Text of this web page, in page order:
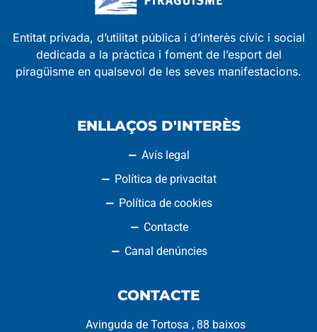
Entitat privada, d’utilitat pública i d’interès cívic i social
dedicada a la pràctica i foment de l’esport del
piragüisme en qualsevol de les seves manifestacions.
ENLLAÇOS D'INTERÈS
Avís legal
Política de privacitat
Política de cookies
Contacte
Canal denúncies
CONTACTE
Avinguda de Tortosa , 88 baixos